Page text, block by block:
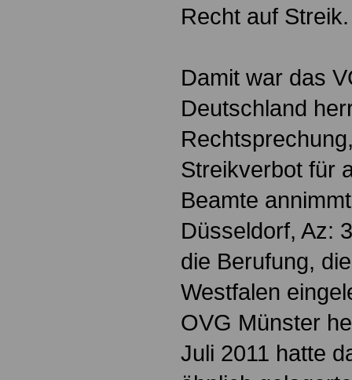
Recht auf Streik.
Damit war das
Deutschland
Streikverbot für
Beamte
Düsseldorf, Az:
die Berufung,
Westfalen
OVG Münster
Juli 2011 hatte